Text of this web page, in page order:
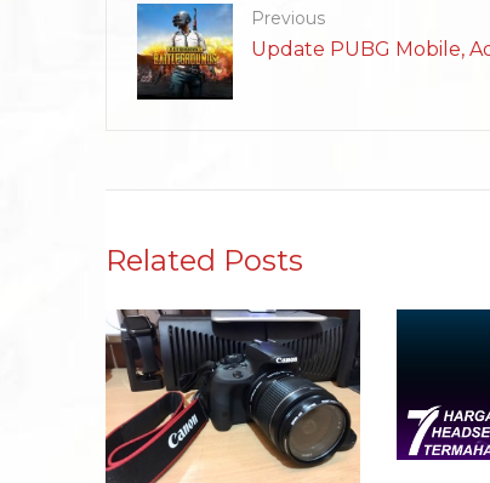
Previous
Update PUBG Mobile,
Related Posts